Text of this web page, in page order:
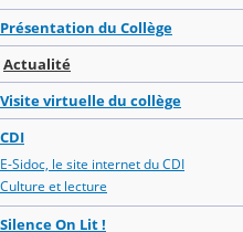
Présentation du Collège
Actualité
Visite virtuelle du collège
CDI
E-Sidoc, le site internet du CDI
Culture et lecture
Silence On Lit !